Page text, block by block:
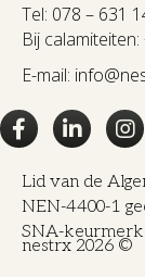
Tel: 078 – 631
Bij calamiteiten:
E-mail:
Lid van de
NEN-4400-1
SNA-keurmerk
nestrx 2026 ©